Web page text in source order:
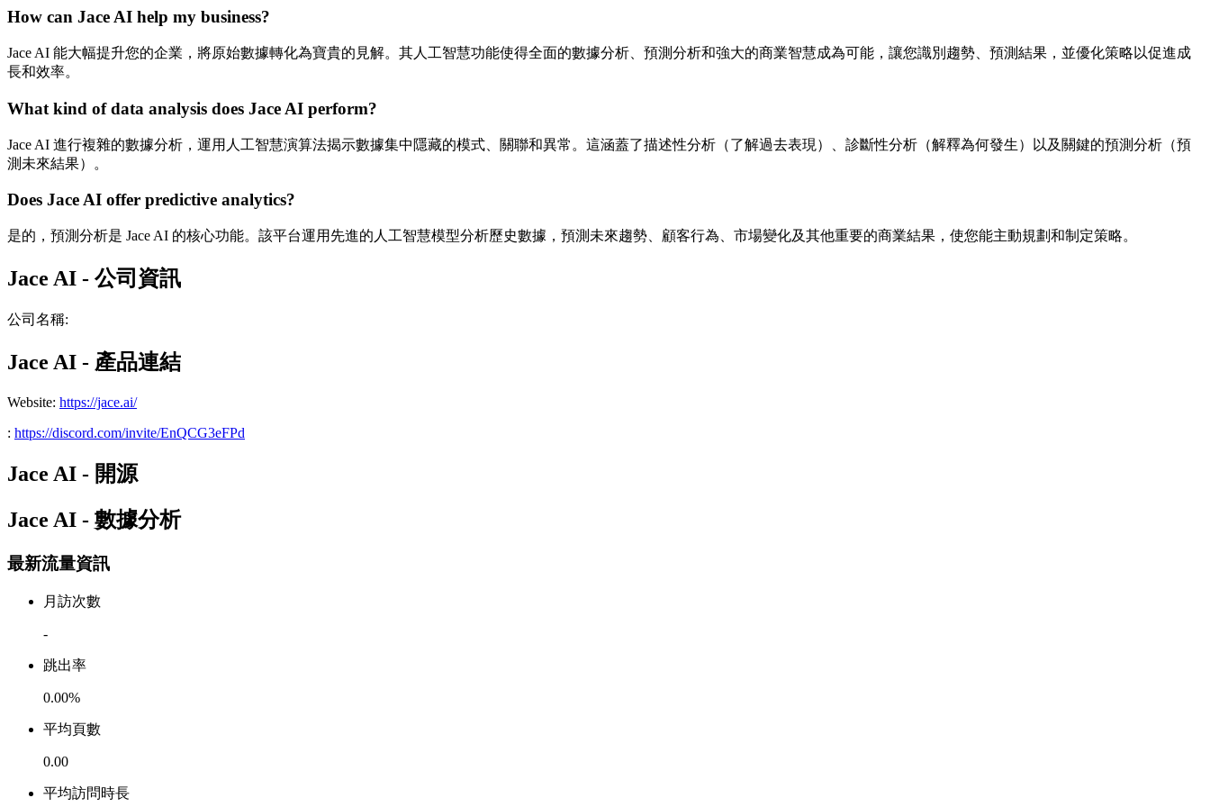
How can Jace AI help my business?
Jace AI 能大幅提升您的企業，將原始數據轉化為寶貴的見解。其人工智慧功能使得全面的數據分析、預測分析和強大的商業智慧成為可能，讓您識別趨勢、預測結果，並優化策略以促進成
長和效率。
What kind of data analysis does Jace AI perform?
Jace AI 進行複雜的數據分析，運用人工智慧演算法揭示數據集中隱藏的模式、關聯和異常。這涵蓋了描述性分析（了解過去表現）、診斷性分析（解釋為何發生）以及關鍵的預測分析（預
測未來結果）。
Does Jace AI offer predictive analytics?
是的，預測分析是 Jace AI 的核心功能。該平台運用先進的人工智慧模型分析歷史數據，預測未來趨勢、顧客行為、市場變化及其他重要的商業結果，使您能主動規劃和制定策略。
Jace AI - 公司資訊
公司名稱:
Jace AI - 產品連結
Website: https://jace.ai/
: https://discord.com/invite/EnQCG3eFPd
Jace AI - 開源
Jace AI - 數據分析
最新流量資訊
月訪次數
-
跳出率
0.00%
平均頁數
0.00
平均訪問時長